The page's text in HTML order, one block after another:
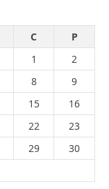
C
P
1
2
8
9
15
16
22
23
29
30